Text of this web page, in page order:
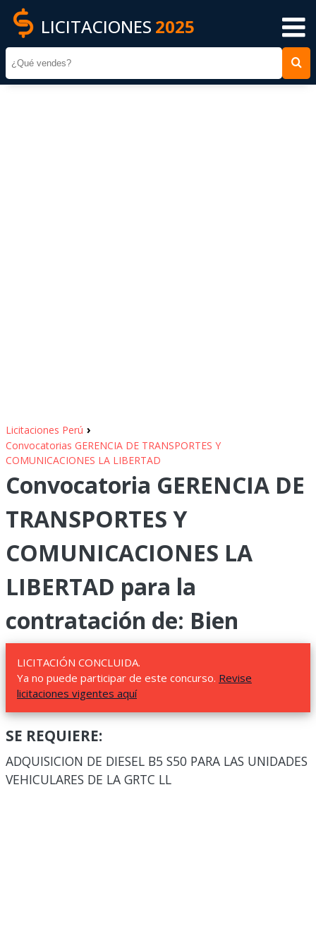
LICITACIONES 2025
Licitaciones Perú ›
Convocatorias GERENCIA DE TRANSPORTES Y
COMUNICACIONES LA LIBERTAD
Convocatoria GERENCIA DE
TRANSPORTES Y
COMUNICACIONES LA
LIBERTAD para la
contratación de: Bien
LICITACIÓN CONCLUIDA.
Ya no puede participar de este concurso. Revise
licitaciones vigentes aquí
SE REQUIERE:
ADQUISICION DE DIESEL B5 S50 PARA LAS UNIDADES
VEHICULARES DE LA GRTC LL